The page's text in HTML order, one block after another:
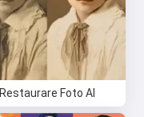
Restaurare Foto AI